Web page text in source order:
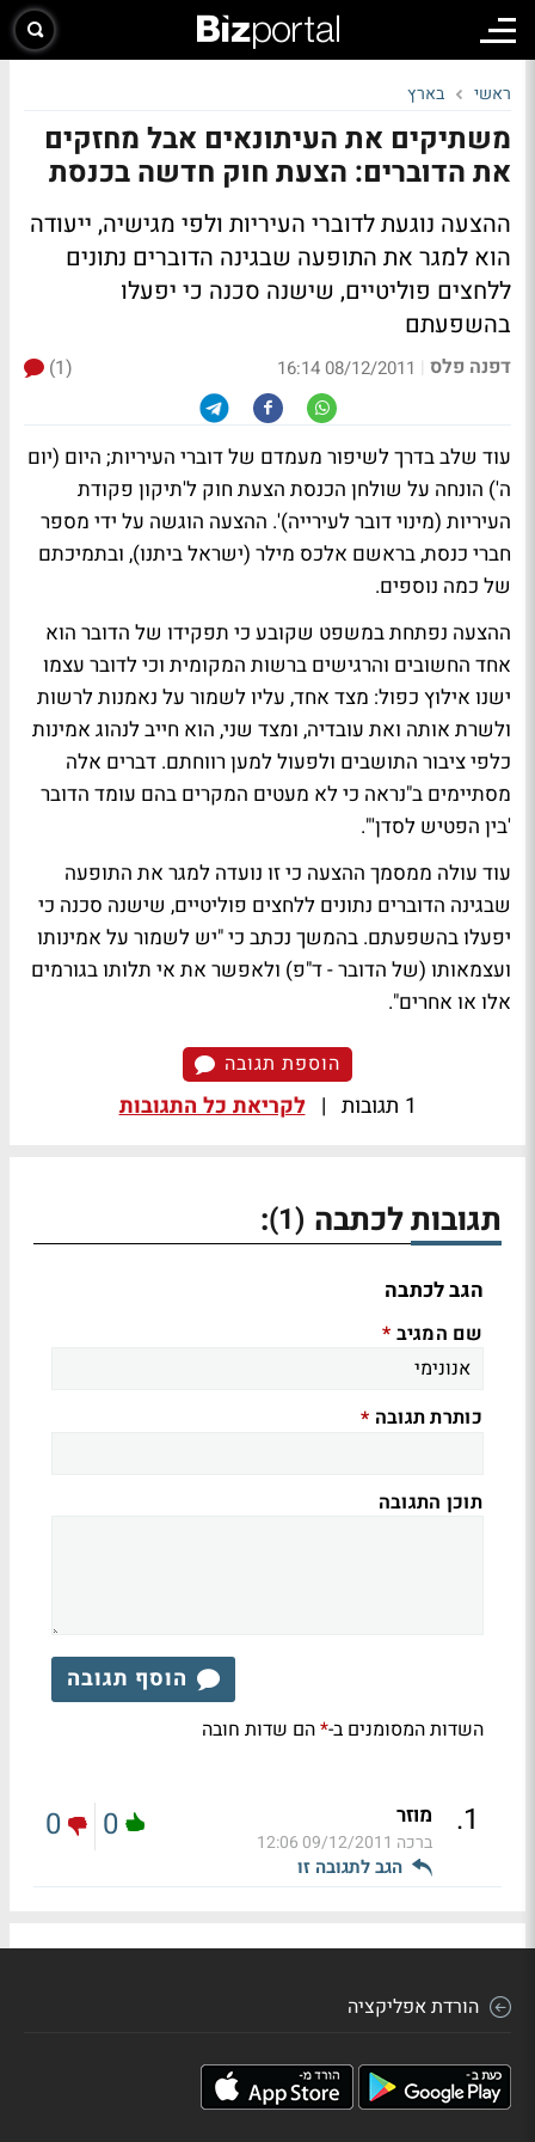
ראשי בארץ
משתיקים את העיתונאים אבל מחזקים
את הדוברים: הצעת חוק חדשה בכנסת
ההצעה נוגעת לדוברי העיריות ולפי מגישיה, ייעודה
הוא למגר את התופעה שבגינה הדוברים נתונים
ללחצים פוליטיים, שישנה סכנה כי יפעלו
בהשפעתם
דפנה פלס |
08/12/2011 16:14
(1)
עוד שלב בדרך לשיפור מעמדם של דוברי העיריות; היום (יום
ה') הונחה על שולחן הכנסת הצעת חוק ל'תיקון פקודת
העיריות (מינוי דובר לעירייה)'. ההצעה הוגשה על ידי מספר
חברי כנסת, בראשם אלכס מילר (ישראל ביתנו), ובתמיכתם
של כמה נוספים.
ההצעה נפתחת במשפט שקובע כי תפקידו של הדובר הוא
אחד החשובים והרגישים ברשות המקומית וכי לדובר עצמו
ישנו אילוץ כפול: מצד אחד, עליו לשמור על נאמנות לרשות
ולשרת אותה ואת עובדיה, ומצד שני, הוא חייב לנהוג אמינות
כלפי ציבור התושבים ולפעול למען רווחתם. דברים אלה
מסתיימים ב"נראה כי לא מעטים המקרים בהם עומד הדובר
'בין הפטיש לסדן'".
עוד עולה ממסמך ההצעה כי זו נועדה למגר את התופעה
שבגינה הדוברים נתונים ללחצים פוליטיים, שישנה סכנה כי
יפעלו בהשפעתם. בהמשך נכתב כי "יש לשמור על אמינותו
ועצמאותו (של הדובר - ד"פ) ולאפשר את אי תלותו בגורמים
אלו או אחרים".
הוספת תגובה
1 תגובות | לקריאת כל התגובות
תגובות לכתבה (1)
:
הגב לכתבה
שם המגיב *
כותרת תגובה *
תוכן התגובה
הוסף תגובה
השדות המסומנים ב-*הם שדות חובה
1
. מוזר
ברכה 09/12/2011 12:06
הגב לתגובה זו
0
0
הורדת אפליקציה